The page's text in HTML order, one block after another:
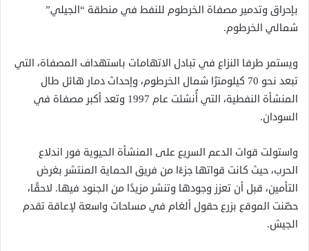
بإحراق وتدمير مصفاة الخرطوم للنفط في منطقة “الجيلي”
شمالي الخرطوم.
ويستمر طرفا النزاع في تبادل الاتهامات باستهداف المصفاة، التي
تبعد نحو 70 كيلومترًا شمال الخرطوم، وإحداث دمار هائل طال
المنشأة النفطية، التي أُنشئت عام 1997 وتعد أكبر مصفاة في
السودان.
واستولت قوات الدعم السريع على المنشأة الحيوية فور اندلاع
الحرب، حيث كانت قواتها جزءًا من فريق الحماية المنتشر بغرض
التأمين، قبل أن تعزز وجودها وتنشر مزيدًا من الجنود فيها. لاحقًا،
حصّنت الموقع بزرع حقول ألغام في مساحات واسعة لإعاقة تقدم
الجيش.